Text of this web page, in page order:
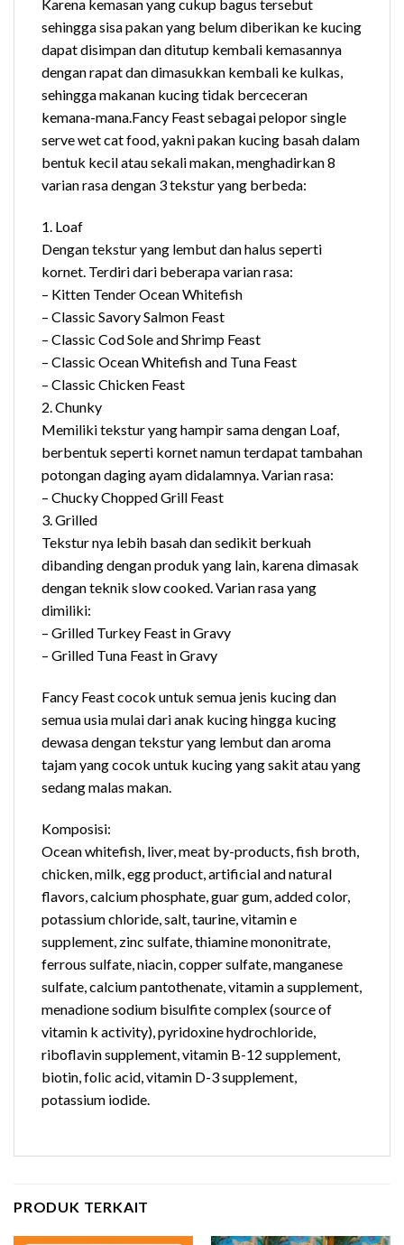
Karena kemasan yang cukup bagus tersebut
sehingga sisa pakan yang belum diberikan ke kucing
dapat disimpan dan ditutup kembali kemasannya
dengan rapat dan dimasukkan kembali ke kulkas,
sehingga makanan kucing tidak berceceran
kemana-mana.Fancy Feast sebagai pelopor single
serve wet cat food, yakni pakan kucing basah dalam
bentuk kecil atau sekali makan, menghadirkan 8
varian rasa dengan 3 tekstur yang berbeda:
1. Loaf
Dengan tekstur yang lembut dan halus seperti
kornet. Terdiri dari beberapa varian rasa:
– Kitten Tender Ocean Whitefish
– Classic Savory Salmon Feast
– Classic Cod Sole and Shrimp Feast
– Classic Ocean Whitefish and Tuna Feast
– Classic Chicken Feast
2. Chunky
Memiliki tekstur yang hampir sama dengan Loaf,
berbentuk seperti kornet namun terdapat tambahan
potongan daging ayam didalamnya. Varian rasa:
– Chucky Chopped Grill Feast
3. Grilled
Tekstur nya lebih basah dan sedikit berkuah
dibanding dengan produk yang lain, karena dimasak
dengan teknik slow cooked. Varian rasa yang
dimiliki:
– Grilled Turkey Feast in Gravy
– Grilled Tuna Feast in Gravy
Fancy Feast cocok untuk semua jenis kucing dan
semua usia mulai dari anak kucing hingga kucing
dewasa dengan tekstur yang lembut dan aroma
tajam yang cocok untuk kucing yang sakit atau yang
sedang malas makan.
Komposisi:
Ocean whitefish, liver, meat by-products, fish broth,
chicken, milk, egg product, artificial and natural
flavors, calcium phosphate, guar gum, added color,
potassium chloride, salt, taurine, vitamin e
supplement, zinc sulfate, thiamine mononitrate,
ferrous sulfate, niacin, copper sulfate, manganese
sulfate, calcium pantothenate, vitamin a supplement,
menadione sodium bisulfite complex (source of
vitamin k activity), pyridoxine hydrochloride,
riboflavin supplement, vitamin B-12 supplement,
biotin, folic acid, vitamin D-3 supplement,
potassium iodide.
PRODUK TERKAIT